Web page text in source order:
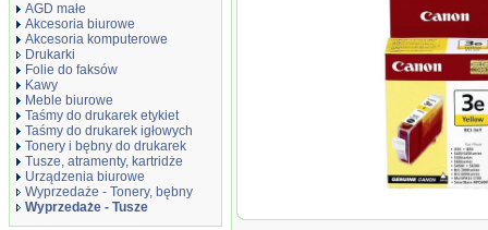
AGD małe
Akcesoria biurowe
Akcesoria komputerowe
Drukarki
Folie do faksów
Kawy
Meble biurowe
Taśmy do drukarek etykiet
Taśmy do drukarek igłowych
Tonery i bębny do drukarek
Tusze, atramenty, kartridże
Urządzenia biurowe
Wyprzedaże - Tonery, bębny
Wyprzedaże - Tusze
Wyprzedaż